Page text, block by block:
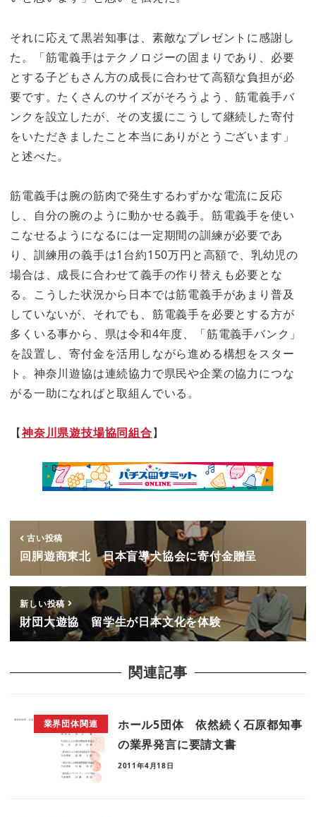
それに応えて黒岩知事は、素敵なプレゼントに感謝し
た。「筋電義手はテクノロジーの固まりであり、必要
とする子どもさん方の成長に合わせて高額な負担が必
要です。たくさんのサイズがそろうよう、筋電義手バ
ンクを設立したが、その支援にこうして継続した寄付
をいただきましたこと本当にありがとうございます」
と述べた。
筋電義手は腕の筋肉で発生するわずかな電流に反応
し、自分の腕のように動かせる義手。筋電義手を使い
こなせるようになるには一定期間の訓練が必要であ
り、訓練用の義手は1台約150万円と高額で、乳幼児の
場合は、成長に合わせて義手の作り替えも必要とな
る。こうした状況から日本では筋電義手があまり普及
していないが、それでも、筋電義手を必要とする方が
多くいる事から、県は令和4年度、「筋電義手バンク」
を設置し、寄付金を活用しながら進める構想をスター
ト。神奈川遊協は連続協力で県民や企業の協力につな
がる一助になればと取組んでいる。
【神奈川県遊技場協同組合】
古い投稿
回胴遊商東北 日本盲導犬協会に寄付金贈呈
新しい投稿
財団大遊協 留学生が日本文化を体験
関連記事
業界団体関連
ホール5団体 依然続く石原都知事
の業界発言に要請文書
2011年4月18日